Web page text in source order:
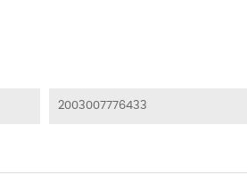
2003007776433